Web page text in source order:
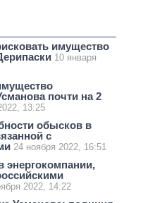
имущество
10 января
почти на 2
13:25
обысков в
с
24 ноября 2022, 16:51
2022, 14:22